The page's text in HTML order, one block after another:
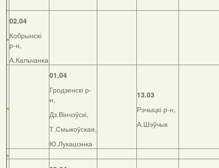
02.04
Кобрынскі
р-н,
А.Кальчанка
01.04
Гродзенскі р-
н,
Дз.Вінчэўскі,
Т.Смыкоўская,
Ю.Лукашэнка
13.03
Рэчыцкі р-н,
А.Шэўчык